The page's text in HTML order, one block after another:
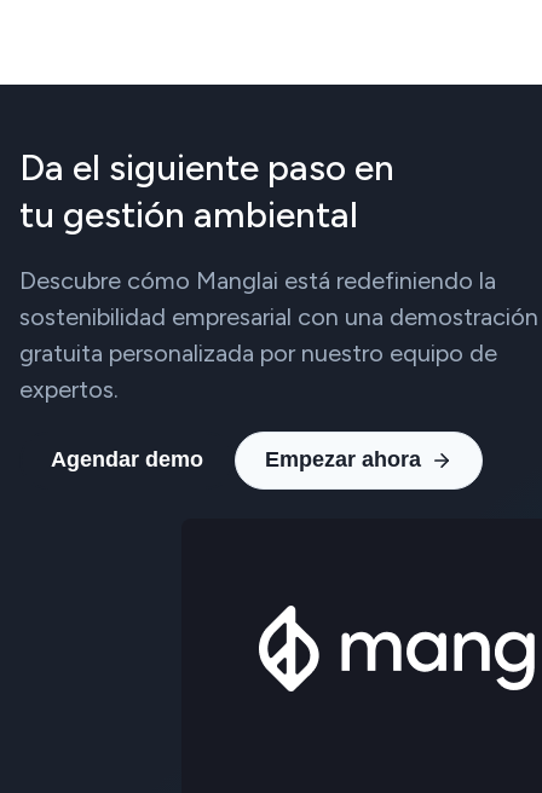
Da el siguiente paso en
tu gestión ambiental
Descubre cómo Manglai está redefiniendo la
sostenibilidad empresarial con una demostración
gratuita personalizada por nuestro equipo de
expertos.
Agendar demo Empezar ahora